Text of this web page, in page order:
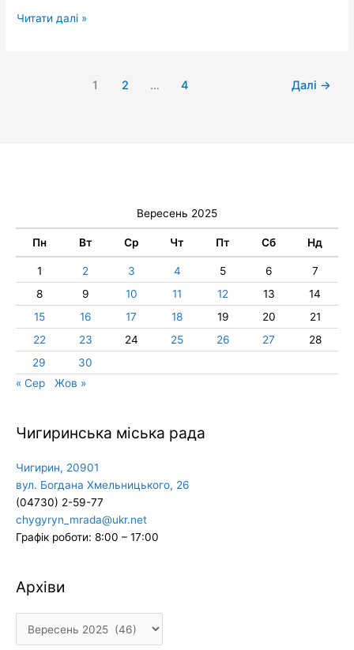
Читати далі »
1 2 … 4 Далі →
Вересень 2025
Пн Вт Ср Чт Пт Сб Нд
1 2 3 4 5 6
7
8
9 10 11 12 13
14
15
16 17 18 19 20
21
22
23 24 25 26 27
28
29
30
« Сер
Жов »
Чигиринська міська рада
Чигирин, 20901
вул. Богдана Хмельницького, 26
(04730) 2-59-77
chygyryn_mrada@ukr.net
Графік роботи: 8:00 – 17:00
Архіви
Архіви